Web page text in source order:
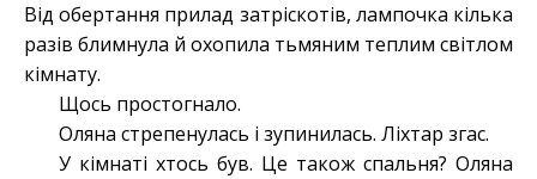
Від обертання прилад затріскотів, лампочка кілька
разів блимнула й охопила тьмяним теплим світлом
кімнату.
Щось простогнало.
Оляна стрепенулась і зупинилась. Ліхтар згас.
У кімнаті хтось був. Це також спальня? Оляна